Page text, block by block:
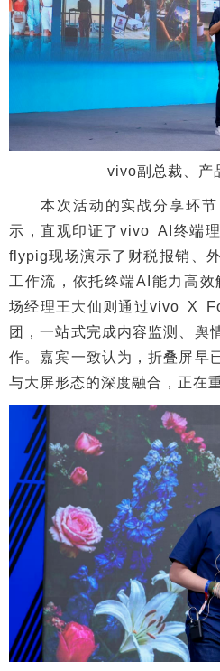
vivo副总裁、产
本次活动的实战分享环节
示，直观印证了vivo AI终端
flypig现场演示了财税报销、
工作流，依托终端AI能力高
场经理王大仙则通过vivo X
团，一站式完成内容监测、舆
作。嘉宾一致认为，折叠屏早
与大屏形态的深度融合，正在